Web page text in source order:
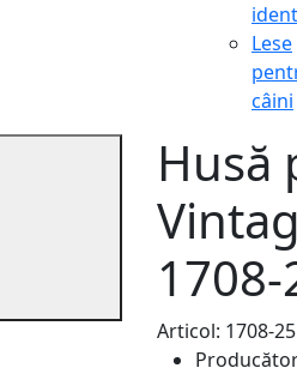
Lese
câini
Husă
1708-
Articol: 1708-25